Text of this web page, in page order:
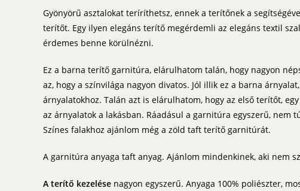
Gyönyörű asztalokat teríríthetsz, ennek a terítőnek a
terítőt. Egy ilyen elegáns terítő megérdemli az elegáns textil
érdemes benne körülnézni.
Ez a barna terítő garnitúra, elárulhatom talán, hogy nagyon
az, hogy a színvilága nagyon divatos. Jól illik ez a barna
árnyalatokhoz. Talán azt is elárulhatom, hogy az első terítőt,
az árnyalatok a lakásban. Ráadásul a garnitúra egyszerű, nem
Színes falakhoz ajánlom még a zöld taft terítő garnitúrát.
A garnitúra anyaga taft anyag. Ajánlom mindenkinek, aki nem
A terítő kezelése nagyon egyszerű. Anyaga 100% poliészter,